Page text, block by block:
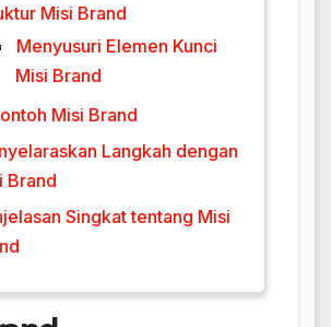
Misi Brand
Menyusuri Elemen Kunci
Misi Brand
Misi Brand
Langkah dengan
Brand
Singkat tentang Misi